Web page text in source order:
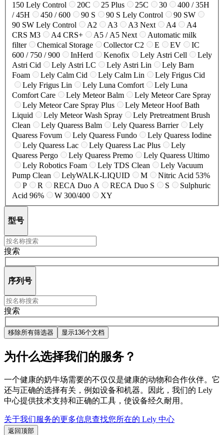
150 Lely Control
20C 25 Plus 25C 30
400 / 35H
/ 45H
450 / 600 90 S 90 S Lely Control
90 SW
90 SW Lely Control
A2 A3 A3 Next A4
A4
CRS M3
A4 CRS+ A5 / A5 Next
Automatic milk
filter
Chemical Storage Collector C2 E EV
IC
600 / 750 / 900
InHerd Kenofix Lely Astri Cell
Lely
Astri Cid
Lely Astri LC Lely Astri Lin
Lely Barn
Foam
Lely Calm Cid Lely Calm Lin
Lely Frigus Cid
Lely Frigus Lin
Lely Luna Comfort
Lely Luna
Comfort Care
Lely Meteor Balm
Lely Meteor Care Spray
Lely Meteor Care Spray Plus
Lely Meteor Hoof Bath
Liquid
Lely Meteor Wash Spray
Lely Pretreatment Brush
Clean
Lely Quaress Balm Lely Quaress Barrier
Lely
Quaress Fovum
Lely Quaress Fundo
Lely Quaress Iodine
Lely Quaress Lac
Lely Quaress Lac Plus
Lely
Quaress Pergo
Lely Quaress Premo
Lely Quaress Ultimo
Lely Robotics Foam
Lely TDS Clean
Lely Vacuum
Pump Clean
LelyWALK-LIQUID M
Nitric Acid 53%
P
R RECA Duo A RECA Duo S S
Sulphuric
Acid 96%
W 300/400 XY
型号
搜索
序列号
搜索
移除所有筛选器 显示136个文档
为什么选择我们的服务？
一个健康的奶牛场需要的不仅仅是健康的动物和合作伙伴。它
还与正确的选择有关，例如设备和机器。因此，我们的 Lely
中心提供技术支持和正确的工具，使设备经久耐用。
关于我们服务的更多信息查找您所在的 Lely 中心
返回顶部